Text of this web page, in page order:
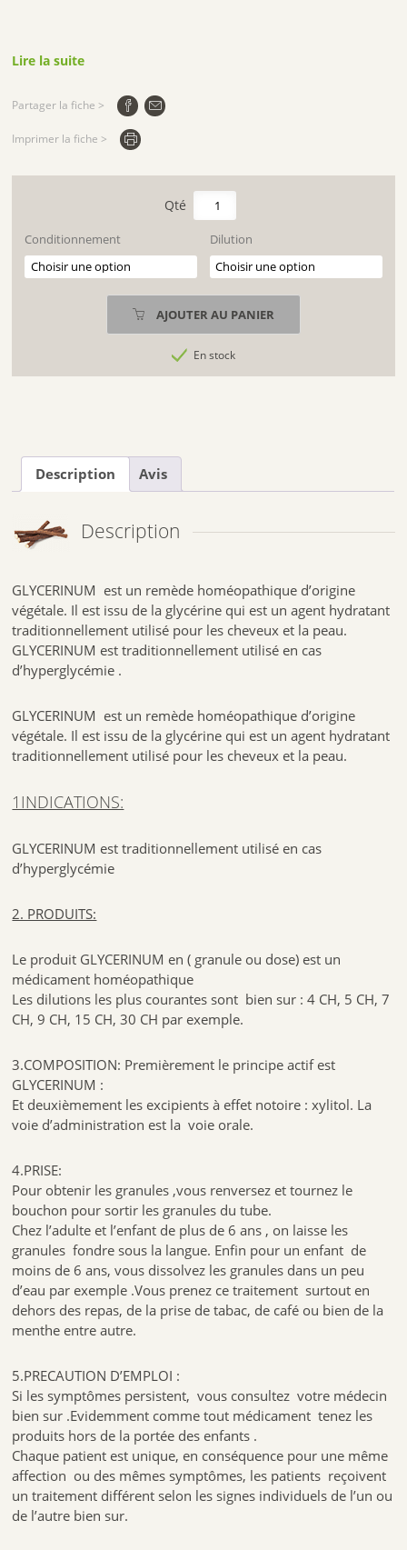
Lire la suite
Partager la fiche >
Imprimer la fiche >
Conditionnement Dilution
quantité
de
GLYCERINUM
AJOUTER AU PANIER
En stock
Description Avis
Description
GLYCERINUM est un remède homéopathique d’origine
végétale. Il est issu de la glycérine qui est un agent hydratant
traditionnellement utilisé pour les cheveux et la peau.
GLYCERINUM est traditionnellement utilisé en cas
d’hyperglycémie .
GLYCERINUM est un remède homéopathique d’origine
végétale. Il est issu de la glycérine qui est un agent hydratant
traditionnellement utilisé pour les cheveux et la peau.
1INDICATIONS:
GLYCERINUM est traditionnellement utilisé en cas
d’hyperglycémie
2. PRODUITS:
Le produit GLYCERINUM en ( granule ou dose) est un
médicament homéopathique
Les dilutions les plus courantes sont bien sur : 4 CH, 5 CH, 7
CH, 9 CH, 15 CH, 30 CH par exemple.
3.COMPOSITION: Premièrement le principe actif est
GLYCERINUM :
Et deuxièmement les excipients à effet notoire : xylitol. La
voie d’administration est la voie orale.
4.PRISE:
Pour obtenir les granules ,vous renversez et tournez le
bouchon pour sortir les granules du tube.
Chez l’adulte et l’enfant de plus de 6 ans , on laisse les
granules fondre sous la langue. Enfin pour un enfant de
moins de 6 ans, vous dissolvez les granules dans un peu
d’eau par exemple .Vous prenez ce traitement surtout en
dehors des repas, de la prise de tabac, de café ou bien de la
menthe entre autre.
5.PRECAUTION D’EMPLOI :
Si les symptômes persistent, vous consultez votre médecin
bien sur .Evidemment comme tout médicament tenez les
produits hors de la portée des enfants .
Chaque patient est unique, en conséquence pour une même
affection ou des mêmes symptômes, les patients reçoivent
un traitement différent selon les signes individuels de l’un ou
de l’autre bien sur.